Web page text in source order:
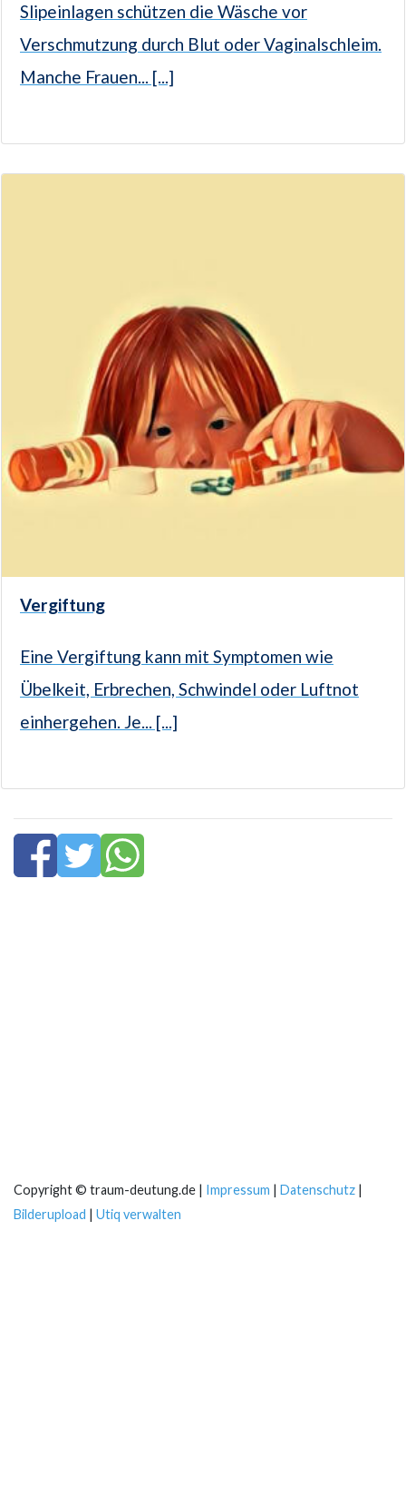
Slipeinlagen schützen die Wäsche vor
Verschmutzung durch Blut oder Vaginalschleim.
Manche Frauen... [...]
Vergiftung
Eine Vergiftung kann mit Symptomen wie
Übelkeit, Erbrechen, Schwindel oder Luftnot
einhergehen. Je... [...]
Copyright © traum-deutung.de | Impressum | Datenschutz |
Bilderupload | Utiq verwalten